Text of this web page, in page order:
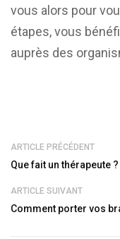
vous alors pour
étapes, vous
auprès des
ARTICLE PRÉCÉDENT
Que fait un thérapeute ?
ARTICLE SUIVANT
Comment porter vos